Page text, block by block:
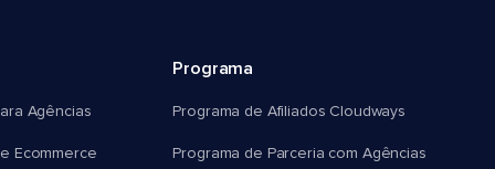
Agências
Ecommerce
Programa
Programa de Afiliados Cloudways
Programa de Parceria com Agências